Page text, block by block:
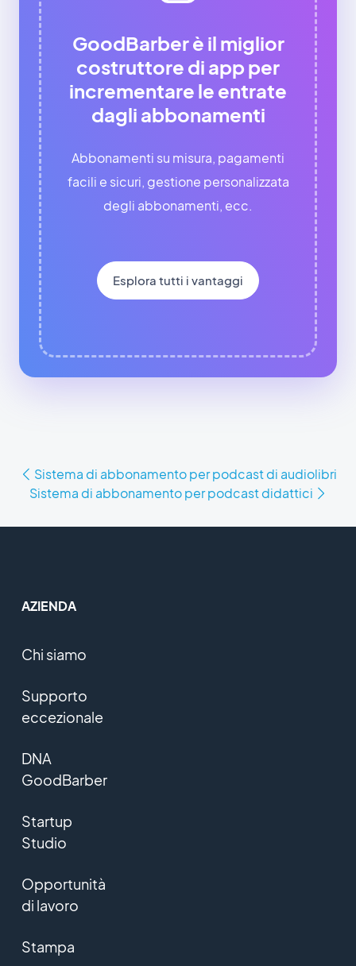
GoodBarber è il miglior
costruttore di app per
incrementare le entrate
dagli abbonamenti
Abbonamenti su misura, pagamenti
facili e sicuri, gestione personalizzata
degli abbonamenti, ecc.
Esplora tutti i vantaggi
Sistema di abbonamento per podcast di audiolibri
Sistema di abbonamento per podcast didattici
AZIENDA
Chi siamo
Supporto
eccezionale
DNA
GoodBarber
Startup
Studio
Opportunità
di lavoro
Stampa